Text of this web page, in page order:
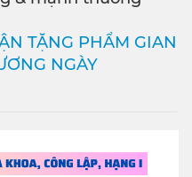
TẶNG PHẨM GIAN
NGÀY